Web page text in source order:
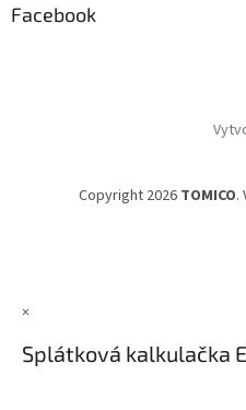
Facebook
Copyright 2026 TOMICO.
×
Splátková kalkulačka